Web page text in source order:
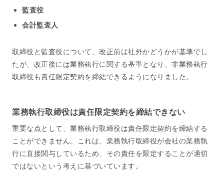
監査役
会計監査人
取締役と監査役について、改正前は社外かどうかが基準でし
たが、改正後には業務執行に関する基準となり、非業務執行
取締役も責任限定契約を締結できるようになりました。
業務執行取締役は責任限定契約を締結できない
重要な点として、業務執行取締役は責任限定契約を締結する
ことができません。これは、業務執行取締役が会社の業務執
行に直接関与しているため、その責任を限定することが適切
ではないという考えに基づいています。